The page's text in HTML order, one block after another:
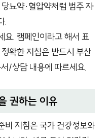
뇨약·혈압약처럼 범주 자
.
요. 캠페인이라고 해서 표
확한 지침은 반드시 부산
/상담 내용에 따르세요.
권하는 이유
비 지침은 국가 건강정보와